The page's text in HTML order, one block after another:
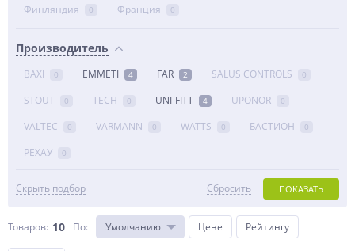
Финляндия 0 Франция 0
Производитель
BAXI 0 EMMETI 4 FAR 2 SALUS CONTROLS 0
STOUT 0 TECH 0 UNI-FITT 4 UPONOR 0
VALTEC 0 VARMANN 0 WATTS 0 БАСТИОН 0
РЕХАУ 0
Скрыть подбор ПОКАЗАТЬ
Сбросить
Товаров: 10 По: Умолчанию Цене Рейтингу